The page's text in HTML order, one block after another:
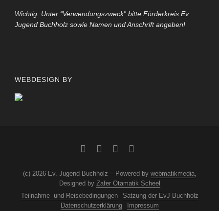
Wichtig: Unter “Verwendungszweck” bitte Förderkreis Ev.
Jugend Buchholz sowie Namen und Anschrift angeben!
WEBDESIGN BY
(c) 2026 Ev. Jugend Buchholz – Powered by webmatikmedia,
Designed by Zafer Otamatik Scheel
Teilnahme- und Reisebedingungen
Satzung der EvJ Buchholz
Datenschutzerklärung
Impressum